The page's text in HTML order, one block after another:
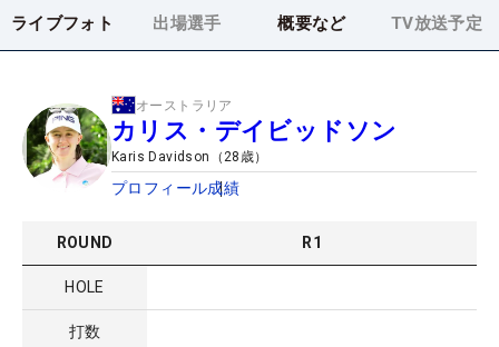
ライブフォト 出場選手 概要など TV放送予定
オーストラリア
カリス・デイビッドソン
Karis Davidson （28 歳）
プロフィール成績
ROUND R1
HOLE
打数